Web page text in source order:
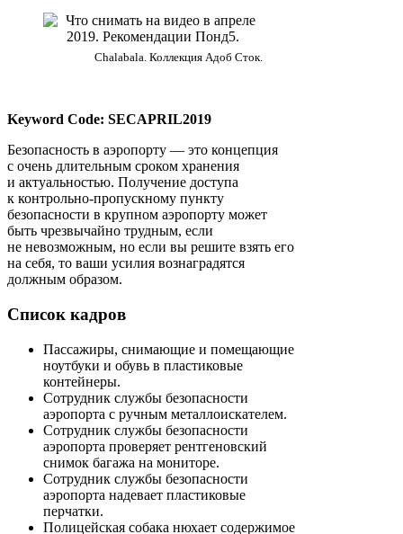
Chalabala. Коллекция Адоб Сток.
Keyword Code: SECAPRIL2019
Безопасность в аэропорту — это концепция
с очень длительным сроком хранения
и актуальностью. Получение доступа
к контрольно-пропускному пункту
безопасности в крупном аэропорту может
быть чрезвычайно трудным, если
не невозможным, но если вы решите взять его
на себя, то ваши усилия вознаградятся
должным образом.
Список кадров
Пассажиры, снимающие и помещающие
ноутбуки и обувь в пластиковые
контейнеры.
Сотрудник службы безопасности
аэропорта с ручным металлоискателем.
Сотрудник службы безопасности
аэропорта проверяет рентгеновский
снимок багажа на мониторе.
Сотрудник службы безопасности
аэропорта надевает пластиковые
перчатки.
Полицейская собака нюхает содержимое